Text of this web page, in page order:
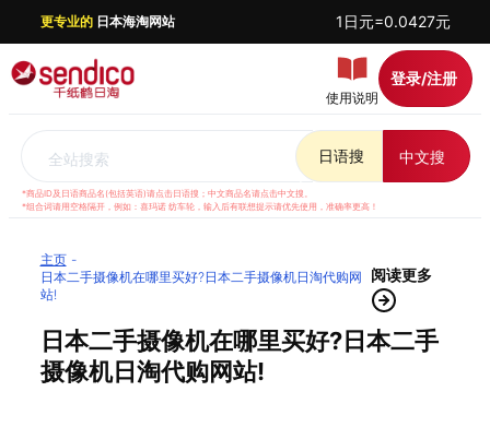
更专业的日本海淘网站 1日元=0.0427元
使用说明
登录/注册
全站搜索 日语搜 中文搜
*商品ID及日语商品名(包括英语)请点击日语搜；中文商品名请点击中文搜。
*组合词请用空格隔开，例如：喜玛诺 纺车轮，输入后有联想提示请优先使用，准确率更高！
主页
日本二手摄像机在哪里买好?日本二手摄像机日淘代购网
站!
阅读更多
日本二手摄像机在哪里买好?日本二手
摄像机日淘代购网站!